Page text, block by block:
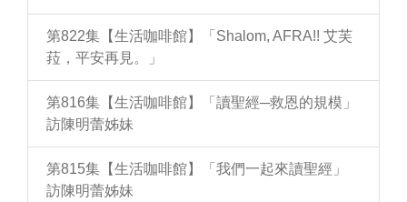
第822集【生活咖啡館】「Shalom, AFRA!! 艾芙
菈，平安再見。」
第816集【生活咖啡館】「讀聖經─救恩的規模」
訪陳明蕾姊妹
第815集【生活咖啡館】「我們一起來讀聖經」
訪陳明蕾姊妹